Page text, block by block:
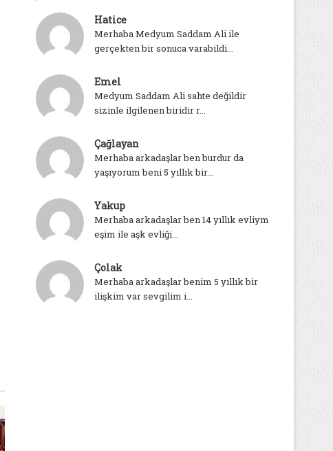
Hatice
Merhaba Medyum Saddam Ali ile
gerçekten bir sonuca varabildi...
Emel
Medyum Saddam Ali sahte değildir
sizinle ilgilenen biridir r...
Çağlayan
Merhaba arkadaşlar ben burdur da
yaşıyorum beni 5 yıllık bir...
Yakup
Merhaba arkadaşlar ben 14 yıllık evliym
eşim ile aşk evliği...
Çolak
Merhaba arkadaşlar benim 5 yıllık bir
ilişkim var sevgilim i...